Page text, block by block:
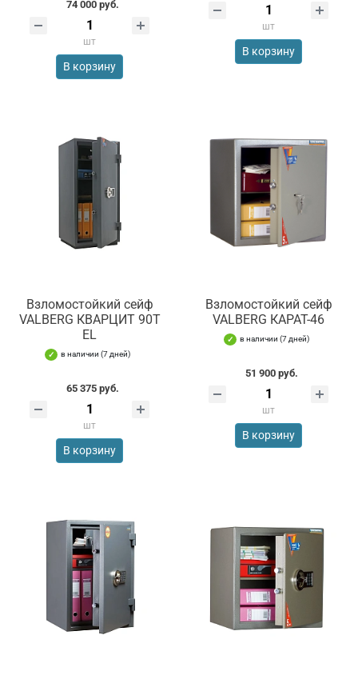
74 000 руб.
шт
В корзину
шт
В корзину
Взломостойкий сейф
VALBERG КВАРЦИТ 90Т
EL
в наличии (7 дней)
65 375 руб.
шт
В корзину
Взломостойкий сейф
VALBERG КАРАТ-46
в наличии (7 дней)
51 900 руб.
шт
В корзину